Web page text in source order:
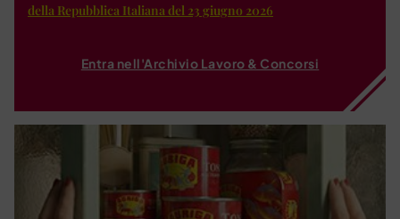
della Repubblica Italiana del 23 giugno 2026
Entra nell'Archivio Lavoro & Concorsi